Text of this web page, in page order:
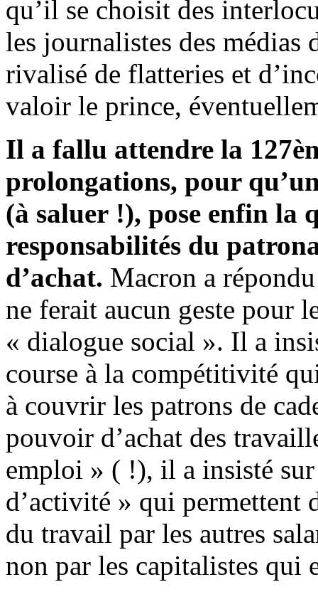
qu’il se choisit des
les journalistes des médias
rivalisé de flatteries et
valoir le prince,
Il a fallu attendre la
prolongations, pour
(à saluer !), pose enfin la
responsabilités du
d’achat. Macron a
ne ferait aucun geste pour
« dialogue social ». Il a
course à la compétitivité
à couvrir les patrons de
pouvoir d’achat des
emploi » ( !), il a insisté
d’activité » qui permettent
du travail par les autres
non par les capitalistes qui